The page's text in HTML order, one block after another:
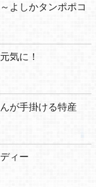
よしかタンポポコ
気に！
が手掛ける特産
ィー